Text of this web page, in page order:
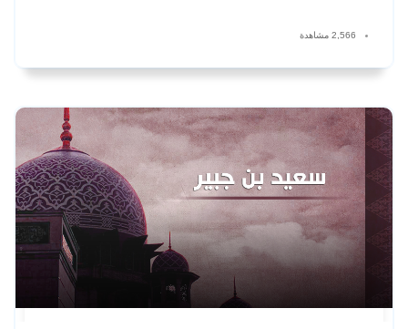
2,566 مشاهدة